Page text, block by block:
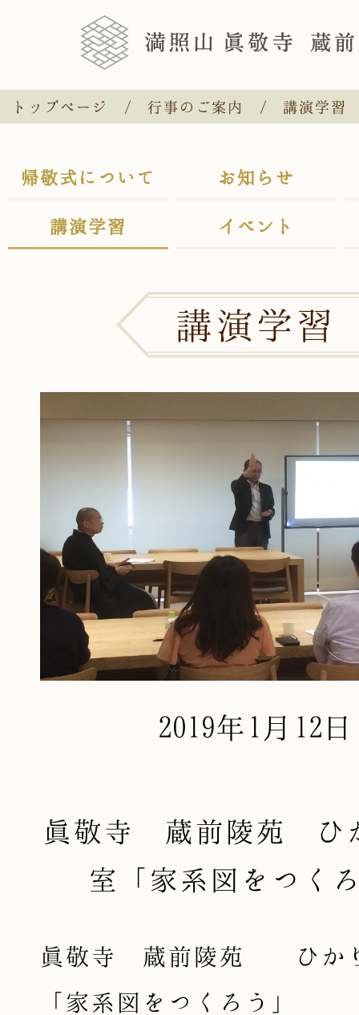
トップページ 行事のご案内 講演学習
帰敬式について お知らせ
講演学習 イベント
講演学習
2019年1月12日
眞敬寺 蔵前陵苑 ひ
室「家系図をつく
眞敬寺 蔵前陵苑 ひか
「家系図をつくろう」